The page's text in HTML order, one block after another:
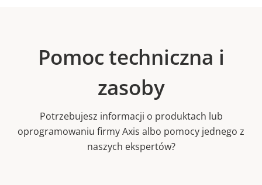
Pomoc techniczna i
zasoby
Potrzebujesz informacji o produktach lub
oprogramowaniu firmy Axis albo pomocy jednego z
naszych ekspertów?